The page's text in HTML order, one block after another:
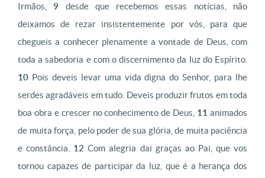
Irmãos, 9 desde que recebemos essas notícias, não
deixamos de rezar insistentemente por vós, para que
chegueis a conhecer plenamente a vontade de Deus, com
toda a sabedoria e com o discernimento da luz do Espírito.
10 Pois deveis levar uma vida digna do Senhor, para lhe
serdes agradáveis em tudo. Deveis produzir frutos em toda
boa obra e crescer no conhecimento de Deus, 11 animados
de muita força, pelo poder de sua glória, de muita paciência
e constância. 12 Com alegria dai graças ao Pai, que vos
tornou capazes de participar da luz, que é a herança dos